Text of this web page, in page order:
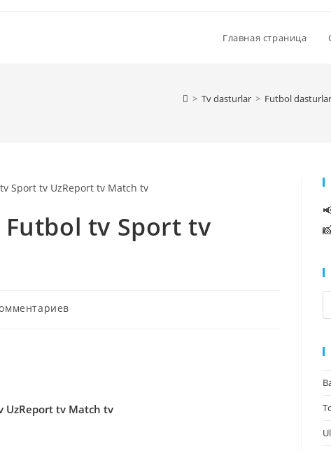
Главная страница
> Tv dasturlar > Futbol
tv Sport tv
UzReport tv Match tv